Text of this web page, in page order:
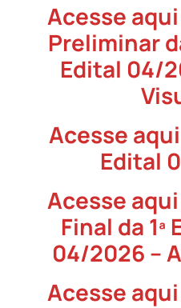
Acesse
Preliminar
Edital 04/
Acesse aqui
Edital
Acesse
Final da 1ª
04/2026 –
Acesse